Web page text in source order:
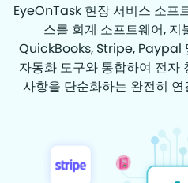
EyeOnTask 현장 서비스 소프
스를 회계 소프트웨어,
QuickBooks, Stripe, Paypal
자동화 도구와 통합하여 전자
사항을 단순화하는 완전히